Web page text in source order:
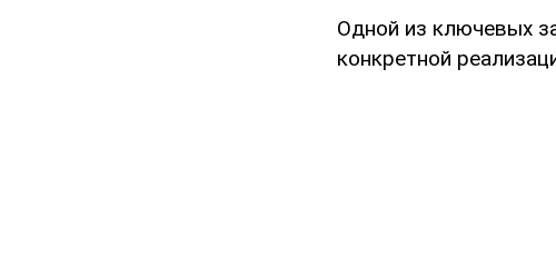
Одной из ключевых
конкретной